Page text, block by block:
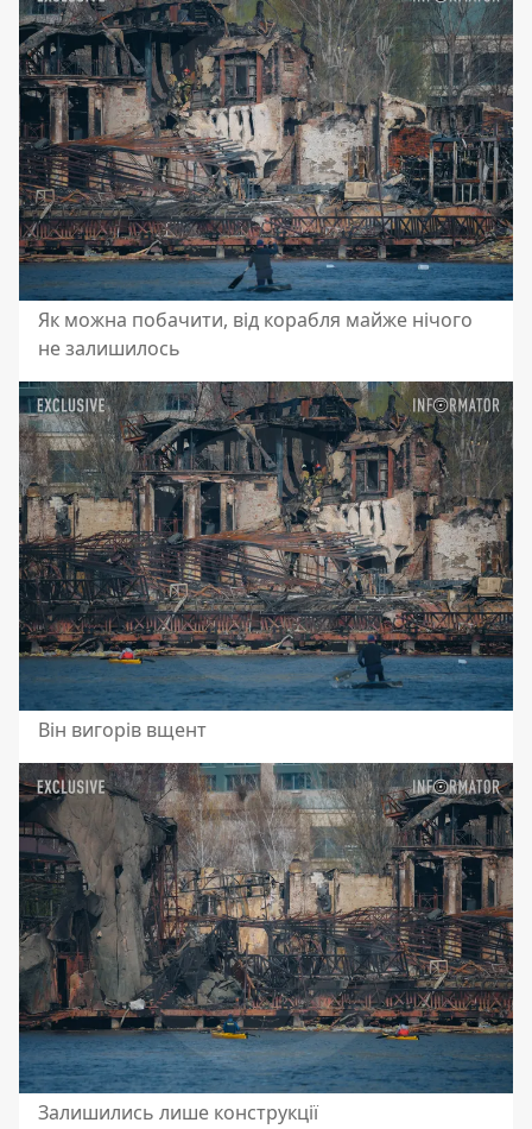
Як можна побачити, від корабля майже нічого
не залишилось
Він вигорів вщент
Залишились лише конструкції